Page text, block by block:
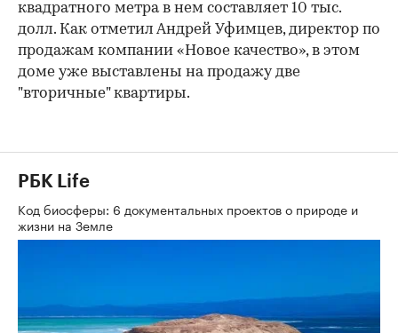
квадратного метра в нем составляет 10 тыс.
долл. Как отметил Андрей Уфимцев, директор по
продажам компании «Новое качество», в этом
доме уже выставлены на продажу две
"вторичные" квартиры.
РБК Life
Код биосферы: 6 документальных проектов о природе и
жизни на Земле